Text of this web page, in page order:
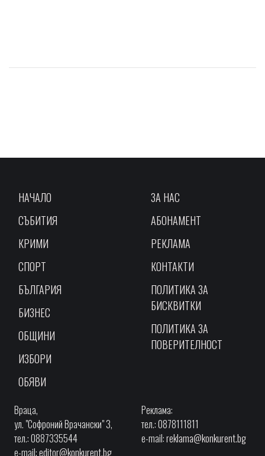
НАЧАЛО
СЪБИТИЯ
КРИМИ
СПОРТ
БЪЛГАРИЯ
БИЗНЕС
ОБЩИНИ
ИЗБОРИ
ОБЯВИ
ЗА НАС
АБОНАМЕНТ
РЕКЛАМА
КОНТАКТИ
ПОЛИТИКА ЗА
БИСКВИТКИ
ПОЛИТИКА ЗА
ПОВЕРИТЕЛНОСТ
Враца,
ул. "Софроний Врачански" 3,
тел.: 0887335544
e-mail:editor@konkurent.bg
Реклама:
тел.: 0878111811
e-mail:reklama@konkurent.bg